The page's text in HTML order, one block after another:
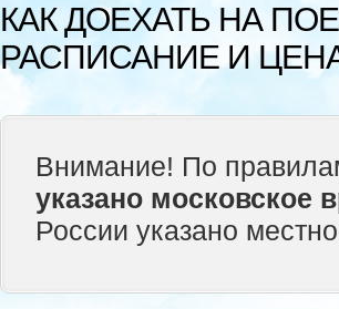
КАК ДОЕХАТЬ НА
РАСПИСАНИЕ И
Внимание! По
указано московское
России указано